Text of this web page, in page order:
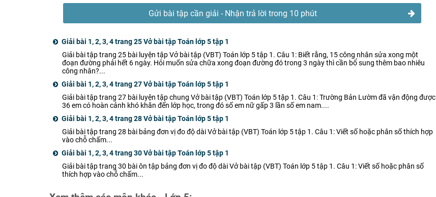
Gửi bài tập cần giải - Nhận trả lời trong 10 phút
Giải bài 1, 2, 3, 4 trang 25 Vở bài tập Toán lớp 5 tập 1
Giải bài tập trang 25 bài luyện tập Vở bài tập (VBT) Toán lớp 5 tập 1. Câu 1: Biết rằng, 15 công nhân sửa xong một
đoạn đường phải hết 6 ngày. Hỏi muốn sửa chữa xong đoạn đường đó trong 3 ngày thì cần bổ sung thêm bao nhiêu
công nhân?...
Giải bài 1, 2, 3, 4 trang 27 Vở bài tập Toán lớp 5 tập 1
Giải bài tập trang 27 bài luyện tập chung Vở bài tập (VBT) Toán lớp 5 tập 1. Câu 1: Trường Bản Lườm đã vận động được
36 em có hoàn cảnh khó khăn đến lớp học, trong đó số em nữ gấp 3 lần số em nam....
Giải bài 1, 2, 3, 4 trang 28 Vở bài tập Toán lớp 5 tập 1
Giải bài tập trang 28 bài bảng đơn vị đo độ dài Vở bài tập (VBT) Toán lớp 5 tập 1. Câu 1: Viết số hoặc phân số thích hợp
vào chỗ chấm...
Giải bài 1, 2, 3, 4 trang 30 Vở bài tập Toán lớp 5 tập 1
Giải bài tập trang 30 bài ôn tập bảng đơn vị đo độ dài Vở bài tập (VBT) Toán lớp 5 tập 1. Câu 1: Viết số hoặc phân số
thích hợp vào chỗ chấm...